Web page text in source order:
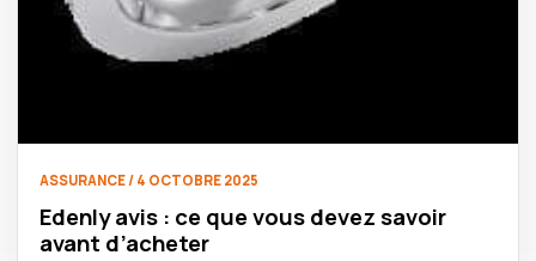
ASSURANCE / 4 OCTOBRE 2025
Edenly avis : ce que vous devez savoir
avant d’acheter